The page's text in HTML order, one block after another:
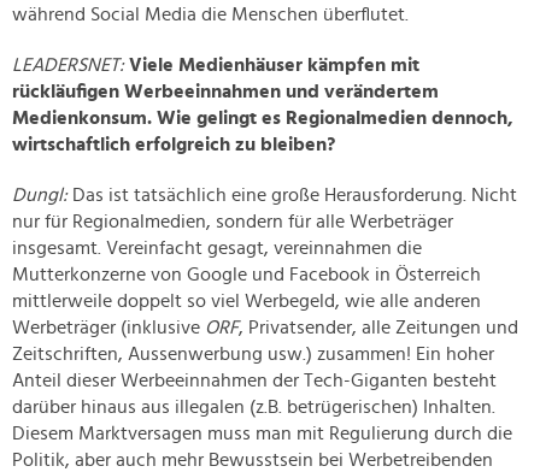
während Social Media die Menschen überflutet.
LEADERSNET:Viele Medienhäuser kämpfen mit
rückläufigen Werbeeinnahmen und verändertem
Medienkonsum. Wie gelingt es Regionalmedien dennoch,
wirtschaftlich erfolgreich zu bleiben?
Dungl:Das ist tatsächlich eine große Herausforderung. Nicht
nur für Regionalmedien, sondern für alle Werbeträger
insgesamt. Vereinfacht gesagt, vereinnahmen die
Mutterkonzerne von Google und Facebook in Österreich
mittlerweile doppelt so viel Werbegeld, wie alle anderen
Werbeträger (inklusive ORF, Privatsender, alle Zeitungen und
Zeitschriften, Aussenwerbung usw.) zusammen! Ein hoher
Anteil dieser Werbeeinnahmen der Tech-Giganten besteht
darüber hinaus aus illegalen (z.B. betrügerischen) Inhalten.
Diesem Marktversagen muss man mit Regulierung durch die
Politik, aber auch mehr Bewusstsein bei Werbetreibenden